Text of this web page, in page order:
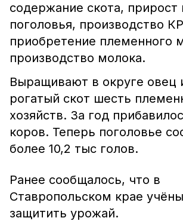
содержание скота, прирост
поголовья, производство
приобретение племенного
производство молока.
Выращивают в округе овец
рогатый скот шесть
хозяйств. За год
коров. Теперь поголовье
более 10,2 тыс голов.
Ранее сообщалось, что в
Ставропольском крае
защитить урожай.